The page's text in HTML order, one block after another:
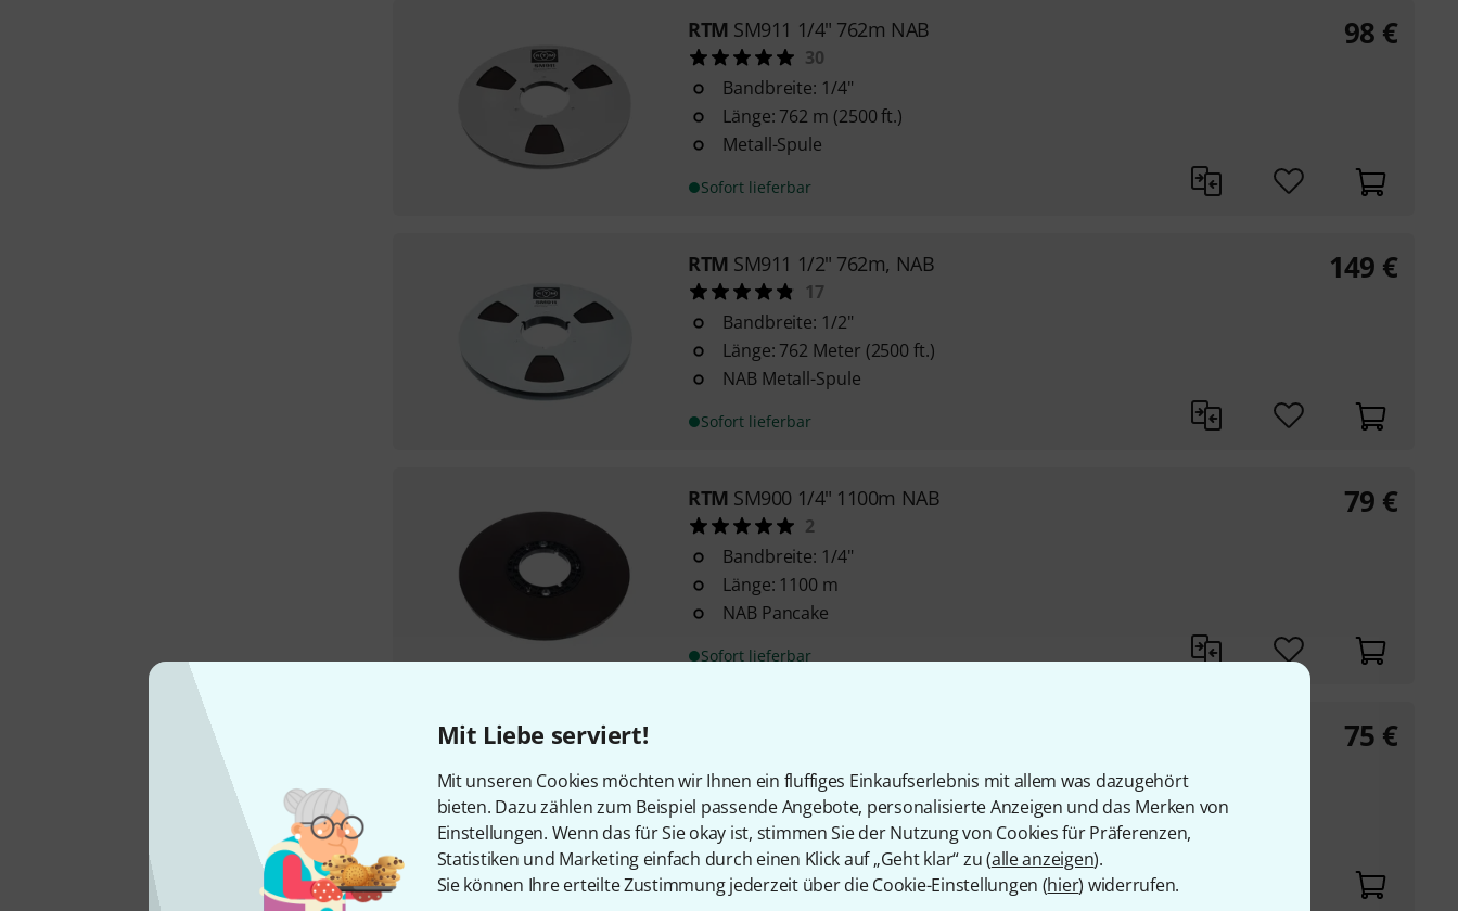
Mit Liebe serviert!
Mit unseren Cookies möchten wir Ihnen ein fluffiges Einkaufserlebnis mit allem was dazugehört
bieten. Dazu zählen zum Beispiel passende Angebote, personalisierte Anzeigen und das Merken von
Einstellungen. Wenn das für Sie okay ist, stimmen Sie der Nutzung von Cookies für Präferenzen,
Statistiken und Marketing einfach durch einen Klick auf „Geht klar“ zu (alle anzeigen).
Sie können Ihre erteilte Zustimmung jederzeit über die Cookie-Einstellungen (hier) widerrufen.
RTM SM911 1/4" 762m NAB
30
Bandbreite: 1/4"
Länge: 762 m (2500 ft.)
Metall-Spule
Sofort lieferbar
98 €
RTM SM911 1/2" 762m, NAB
17
Bandbreite: 1/2"
Länge: 762 Meter (2500 ft.)
NAB Metall-Spule
Sofort lieferbar
149 €
RTM SM900 1/4" 1100m NAB
2
Bandbreite: 1/4"
Länge: 1100 m
NAB Pancake
Sofort lieferbar
79 €
Bandbreite: 1/4"
Länge: 1100 Meter
Wickelkern
Sofort lieferbar
75 €